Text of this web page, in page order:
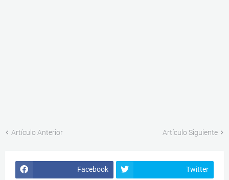
Artículo Anterior Artículo Siguiente
Facebook Twitter